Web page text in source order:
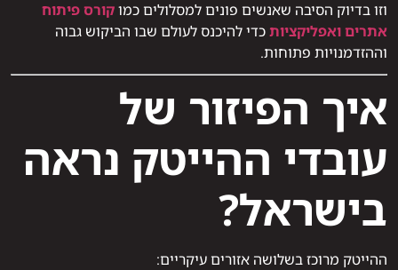
וזו בדיוק הסיבה שאנשים פונים למסלולים כמוקורס פיתוח
אתרים ואפליקציותכדי להיכנס לעולם שבו הביקוש גבוה
וההזדמנויות פתוחות.
איך הפיזור של
עובדי ההייטק נראה
בישראל?
ההייטק מרוכז בשלושה אזורים עיקריים: